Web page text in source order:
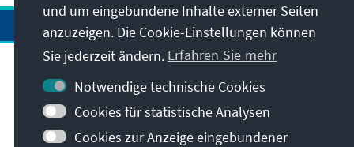
Kontakt
Besuchen Sie auch
und um eingebundene Inhalte externer Seiten
anzuzeigen. Die Cookie-Einstellungen können
Sie jederzeit ändern. Erfahren Sie mehr
Notwendige technische Cookies
Cookies für statistische Analysen
Cookies zur Anzeige eingebundener